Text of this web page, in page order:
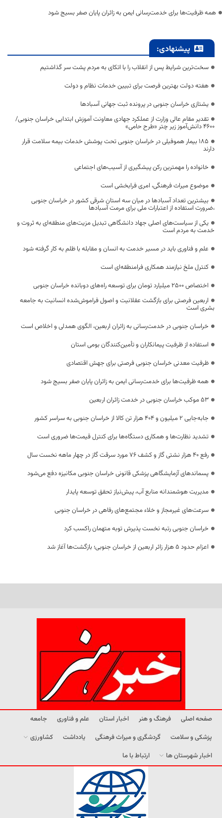
همه ظرفیت‌ها برای خدمت‌رسانی ایمن به زائران پایان صفر بسیج شود
پیشنهادی:
سخت‌ترین شرایط پس از انقلاب را با اتکای به مردم پشت سر گذاشتیم
هفته دولت بهترین فرصت برای تبیین خدمات نظام و دولت
یشتازی خراسان جنوبی در پرونده ثبت جهانی آسبادها
تقدیر مقام عالی وزارت از عملکرد جهادی معاونت آموزش ابتدایی خراسان جنوبی/
۴۶۰۰ دانش‌آموز زیر چتر «طرح حامی»
۱۸۵ بیمار هموفیلی در خراسان جنوبی تحت پوشش خدمات بیمه سلامت قرار
دارند
خانواده را مهمترین رکن پیشگیری از آسیب‌های اجتماعی
موضوع میراث فرهنگی، امری فرابخشی است
بیشترین تعداد آسبادها در میان سه استان شرقی کشور در خراسان جنوبی
،ضرورت استفاده از اعتبارات ملی برای مرمت آسبادها
یکی از سیاست‌های اصلی جهاد دانشگاهی تبدیل مزیت‌های منطقه‌ای به ثروت و
خدمت به مردم است
علم و فناوری باید در مسیر خدمت به انسان و مقابله با ظلم به کار گرفته شود
کنترل ملخ نیازمند همکاری فرامنطقه‌ای است
اختصاص 2500 میلیارد تومان برای توسعه راه‌های دوبانده خراسان جنوبی
اربعین فرصتی برای بازگشت عقلانیت و اصول فراموش‌شده انسانیت به جامعه
بشری است
خراسان جنوبی در خدمت‌رسانی به زائران اربعین، الگوی همدلی و اخلاص است
استفاده از ظرفیت پیمانکاران و تأمین‌کنندگان بومی استان
ظرفیت معدنی خراسان جنوبی فرصتی برای جهش اقتصادی
همه ظرفیت‌ها برای خدمت‌رسانی ایمن به زائران پایان صفر بسیج شود
53 موکب خراسان جنوبی در خدمت زائران اربعین
جابه‌جایی 2 میلیون و 404 هزار تن کالا از خراسان جنوبی به سراسر کشور
تشدید نظارت‌ها و همکاری دستگاه‌ها برای کنترل قیمت‌ها ضروری است
رفع 40 هزار نشتی گاز و کشف 76 مورد سرقت گاز در چهار ماهه نخست سال
پسماندهای آزمایشگاهی پزشکی قانونی خراسان جنوبی مکانیزه دفع می‌شود
مدیریت هوشمندانه منابع آب، پیش‌نیاز تحقق توسعه پایدار
سرعت‌های غیرمجاز و خلاء مجتمع‌های رفاهی در خراسان جنوبی
خراسان جنوبی رتبه نخست پذیرش توبه متهمان راکسب کرد
اعزام حدود 5 هزار زائر اربعین از خراسان جنوبی؛ بازگشت‌ها آغاز شد
صفحه اصلی فرهنگ و هنر اخبار استان علم و فناوری
جامعه
پزشکی و سلامت
گردشگری و میراث فرهنگی یادداشت
کشاورزی
اخبار شهرستان ها
ارتباط با ما